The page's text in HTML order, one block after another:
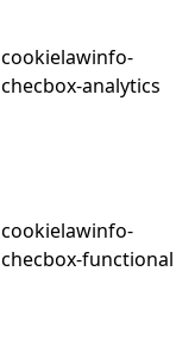
cookielawinfo-
checbox-analytics
cookielawinfo-
checbox-functional